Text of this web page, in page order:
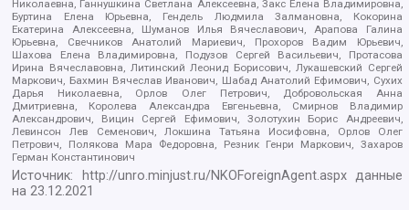
Николаевна, Ганнушкина Светлана Алексеевна, Закс Елена Владимировна,
Буртина Елена Юрьевна, Гендель Людмила Залмановна, Кокорина
Екатерина Алексеевна, Шуманов Илья Вячеславович, Арапова Галина
Юрьевна, Свечников Анатолий Мариевич, Прохоров Вадим Юрьевич,
Шахова Елена Владимировна, Подузов Сергей Васильевич, Протасова
Ирина Вячеславовна, Литинский Леонид Борисович, Лукашевский Сергей
Маркович, Бахмин Вячеслав Иванович, Шабад Анатолий Ефимович, Сухих
Дарья Николаевна, Орлов Олег Петрович, Добровольская Анна
Дмитриевна, Королева Александра Евгеньевна, Смирнов Владимир
Александрович, Вицин Сергей Ефимович, Золотухин Борис Андреевич,
Левинсон Лев Семенович, Локшина Татьяна Иосифовна, Орлов Олег
Петрович, Полякова Мара Федоровна, Резник Генри Маркович, Захаров
Герман Константинович
Источник: http://unro.minjust.ru/NKOForeignAgent.aspxданные
на23.12.2021